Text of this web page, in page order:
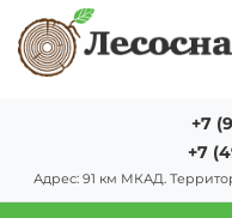
+7
+7
Адрес: 91 км МКАД.